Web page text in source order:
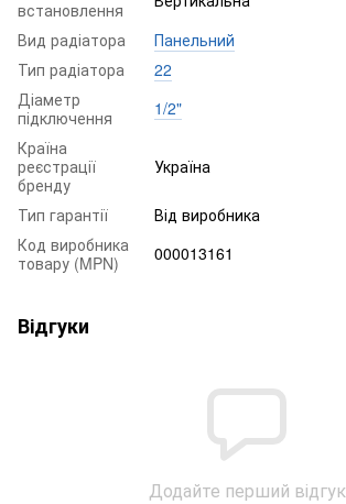
встановлення
Вид радіатора
Панельний
Тип радіатора
22
Діаметр
підключення
1/2"
Країна
реєстрації
бренду
Україна
Тип гарантії
Від виробника
Код виробника
товару (MPN)
000013161
Відгуки
Додайте перший відгук